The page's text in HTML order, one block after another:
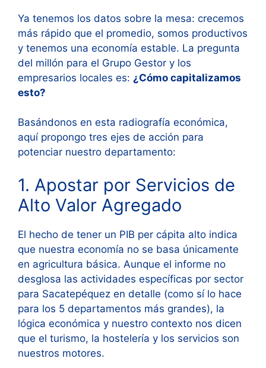
Ya tenemos los datos sobre la mesa: crecemos
más rápido que el promedio, somos productivos
y tenemos una economía estable. La pregunta
del millón para el Grupo Gestor y los
empresarios locales es: ¿Cómo capitalizamos
esto?
Basándonos en esta radiografía económica,
aquí propongo tres ejes de acción para
potenciar nuestro departamento:
1. Apostar por Servicios de
Alto Valor Agregado
El hecho de tener un PIB per cápita alto indica
que nuestra economía no se basa únicamente
en agricultura básica. Aunque el informe no
desglosa las actividades específicas por sector
para Sacatepéquez en detalle (como sí lo hace
para los 5 departamentos más grandes), la
lógica económica y nuestro contexto nos dicen
que el turismo, la hostelería y los servicios son
nuestros motores.